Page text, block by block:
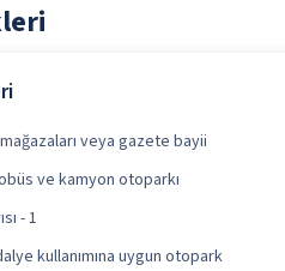
veya gazete bayii
ve kamyon otoparkı
- 1
kullanımına uygun otopark